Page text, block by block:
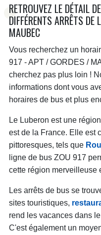
RETROUVEZ LE DÉTAIL
DIFFÉRENTS ARRÊTS
MAUBEC
Vous recherchez un
917 - APT / GORDES /
cherchez pas plus loin !
informations dont vous
horaires de bus et plus
Le Luberon est une
est de la France. Elle est
pittoresques, tels que
ligne de bus ZOU 917
cette région merveilleuse
Les arrêts de bus se
sites touristiques,
rend les vacances dans
C'est également un